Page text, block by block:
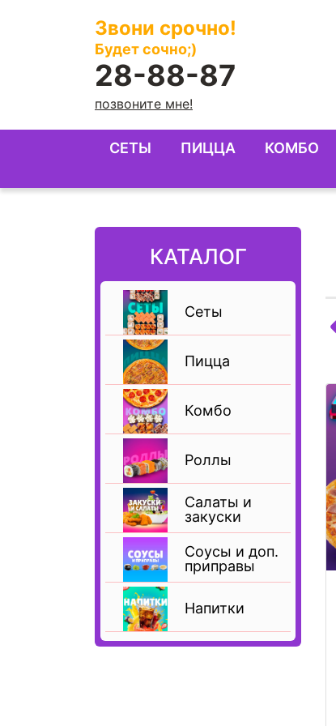
Звони срочно!
Будет сочно;)
28-88-87
позвоните мне!
СЕТЫ ПИЦЦА КОМБО
КАТАЛОГ
Сеты
Пицца
Комбо
Роллы
Салаты и
закуски
Соусы и доп.
приправы
Напитки